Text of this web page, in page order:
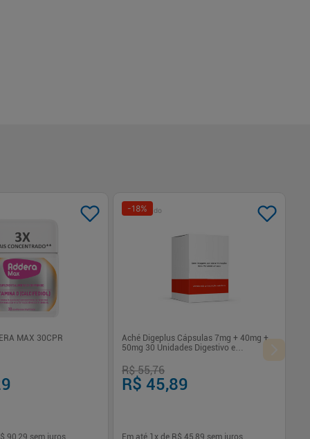
MAX 30CPR
90,29 sem juros
Patrocinado
-18%
Aché Digeplus Cápsulas 7mg + 40mg +
50mg 30 Unidades Digestivo e
R$ 55,76
R$ 45,89
Em até 1 x de R$ 45,89 sem juros